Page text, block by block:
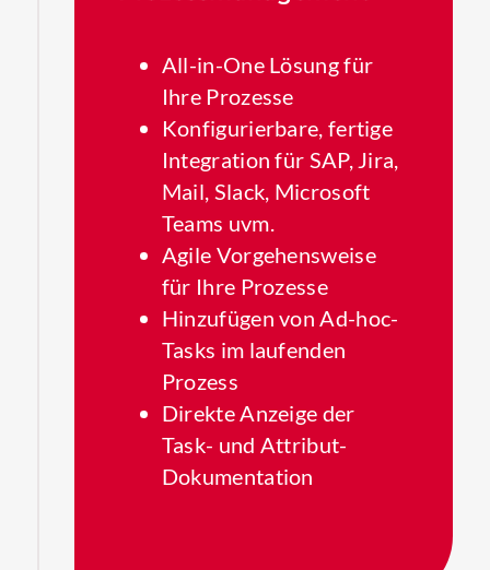
All-in-One Lösung für
Ihre Prozesse
Konfigurierbare, fertige
Integration für SAP, Jira,
Mail, Slack, Microsoft
Teams uvm.
Agile Vorgehensweise
für Ihre Prozesse
Hinzufügen von Ad-hoc-
Tasks im laufenden
Prozess
Direkte Anzeige der
Task- und Attribut-
Dokumentation